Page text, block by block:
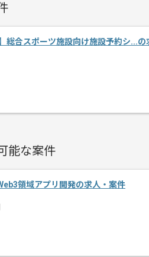
算条件
算基準時間
140時間〜180時間
払いサイト
15日
集人数
1人
バテックグループ会社での自社サービ
通しが良く、裁量権も持てる現場なの
総合スポーツ施設向け施設予約シ...の
能な案件
領域アプリ開発の求人・案件